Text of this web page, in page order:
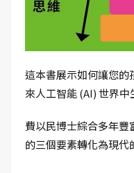
這本書展示如何讓您的
來人工智能 (AI) 世界中
費以民博士綜合多年豐
的三個要素轉化為現代